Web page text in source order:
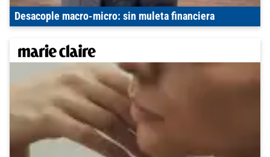
Desacople macro-micro: sin muleta financiera